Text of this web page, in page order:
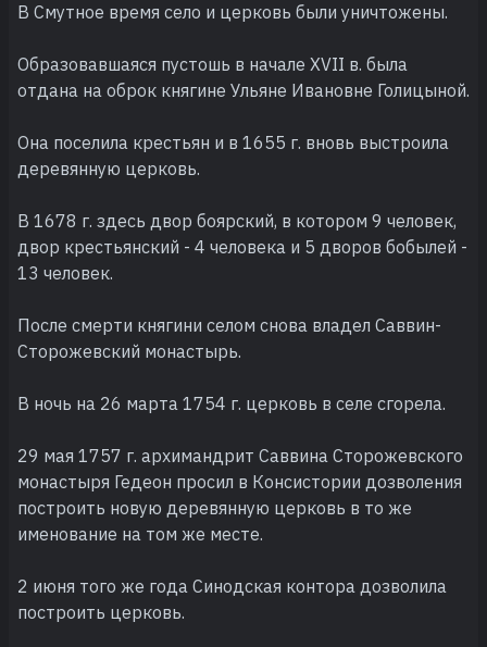
В Смутное время село и церковь были уничтожены.
Образовавшаяся пустошь в начале XVII в. была
отдана на оброк княгине Ульяне Ивановне Голицыной.
Она поселила крестьян и в 1655 г. вновь выстроила
деревянную церковь.
В 1678 г. здесь двор боярский, в котором 9 человек,
двор крестьянский - 4 человека и 5 дворов бобылей -
13 человек.
После смерти княгини селом снова владел Саввин-
Сторожевский монастырь.
В ночь на 26 марта 1754 г. церковь в селе сгорела.
29 мая 1757 г. архимандрит Саввина Сторожевского
монастыря Гедеон просил в Консистории дозволения
построить новую деревянную церковь в то же
именование на том же месте.
2 июня того же года Синодская контора дозволила
построить церковь.